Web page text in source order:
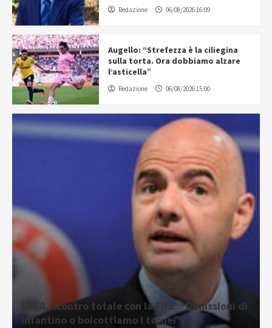
Redazione 06/08/2026 16:09
Augello: “Strefezza è la ciliegina
sulla torta. Ora dobbiamo alzare
l’asticella”
Redazione 06/08/2026 15:00
UEFA, scontro totale con la Fifa: “Dimissioni di
Infantino o boicottiamo i tornei”